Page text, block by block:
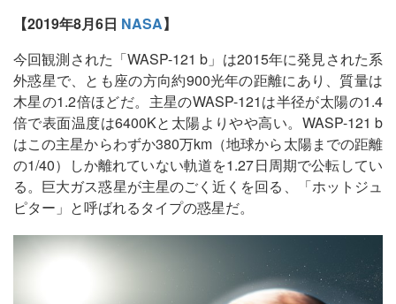
【2019年8月6日 NASA】
今回観測された「WASP-121 b」は2015年に発見された系
外惑星で、とも座の方向約900光年の距離にあり、質量は
木星の1.2倍ほどだ。主星のWASP-121は半径が太陽の1.4
倍で表面温度は6400Kと太陽よりやや高い。WASP-121 b
はこの主星からわずか380万km（地球から太陽までの距離
の1/40）しか離れていない軌道を1.27日周期で公転してい
る。巨大ガス惑星が主星のごく近くを回る、「ホットジュ
ピター」と呼ばれるタイプの惑星だ。